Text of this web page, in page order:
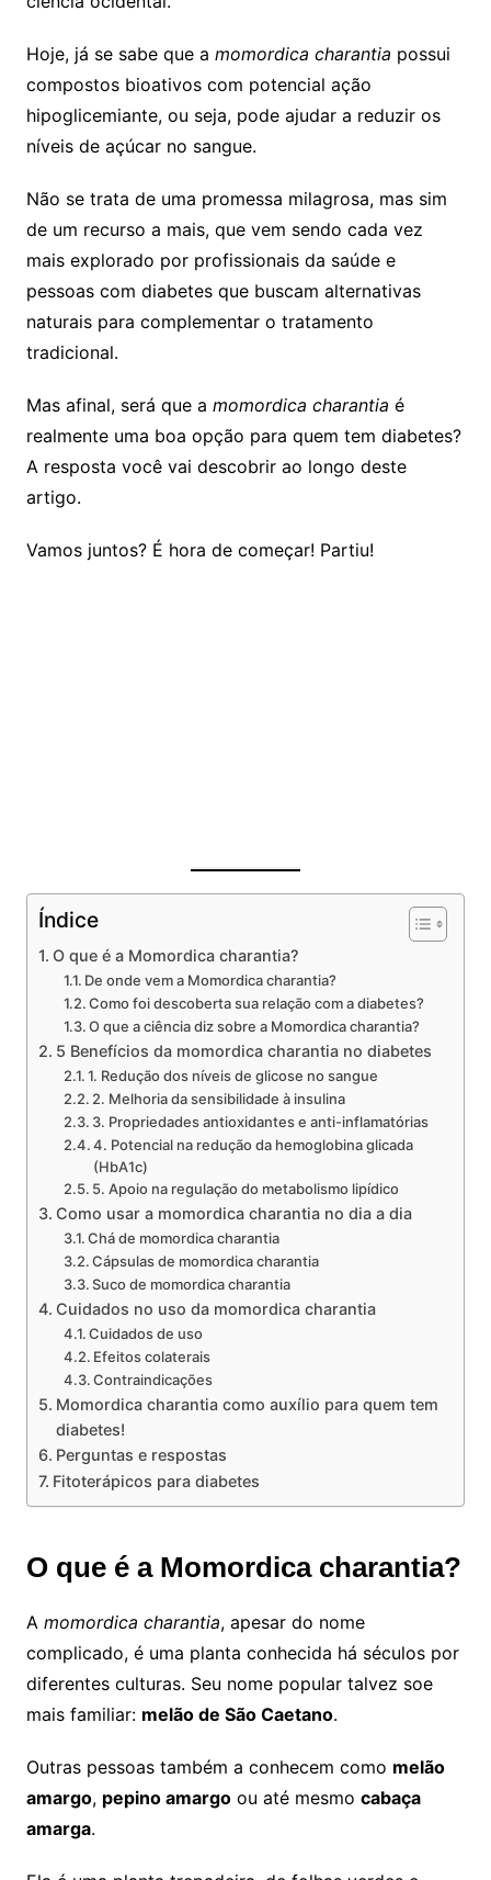
Hoje, já se sabe que a momordica charantia possui
compostos bioativos com potencial ação
hipoglicemiante, ou seja, pode ajudar a reduzir os
níveis de açúcar no sangue.
Não se trata de uma promessa milagrosa, mas sim
de um recurso a mais, que vem sendo cada vez
mais explorado por profissionais da saúde e
pessoas com diabetes que buscam alternativas
naturais para complementar o tratamento
tradicional.
Mas afinal, será que a momordica charantia é
realmente uma boa opção para quem tem diabetes?
A resposta você vai descobrir ao longo deste
artigo.
Vamos juntos? É hora de começar! Partiu!
Índice
O que é a Momordica charantia?
De onde vem a Momordica charantia?
Como foi descoberta sua relação com a diabetes?
O que a ciência diz sobre a Momordica charantia?
5 Benefícios da momordica charantia no diabetes
1. Redução dos níveis de glicose no sangue
2. Melhoria da sensibilidade à insulina
3. Propriedades antioxidantes e anti-inflamatórias
4. Potencial na redução da hemoglobina glicada
(HbA1c)
5. Apoio na regulação do metabolismo lipídico
Como usar a momordica charantia no dia a dia
Chá de momordica charantia
Cápsulas de momordica charantia
Suco de momordica charantia
Cuidados no uso da momordica charantia
Cuidados de uso
Efeitos colaterais
Contraindicações
Momordica charantia como auxílio para quem tem
diabetes!
Perguntas e respostas
Fitoterápicos para diabetes
O que é a Momordica charantia?
A momordica charantia, apesar do nome
complicado, é uma planta conhecida há séculos por
diferentes culturas. Seu nome popular talvez soe
mais familiar: melão de São Caetano.
Outras pessoas também a conhecem como melão
amargo, pepino amargoou até mesmo cabaça
amarga.